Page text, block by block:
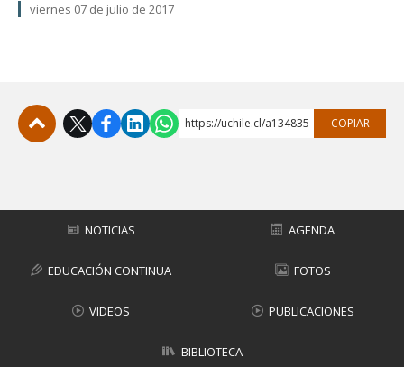
viernes 07 de julio de 2017
https://uchile.cl/a134835 COPIAR
NOTICIAS AGENDA
EDUCACIÓN CONTINUA FOTOS
VIDEOS PUBLICACIONES
BIBLIOTECA